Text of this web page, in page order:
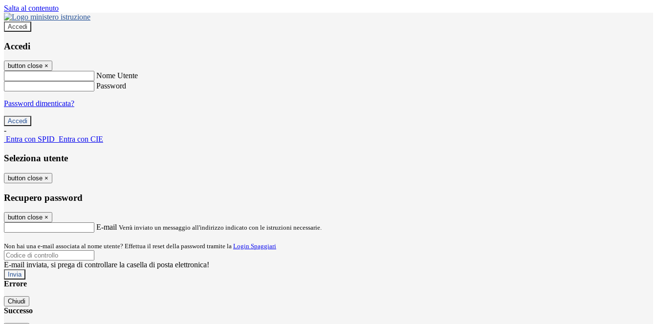
Salta al contenuto
Accedi
Accedi
button close ×
Nome Utente
Password
Password dimenticata?
-
Entra con SPID Entra con CIE
Seleziona utente
button close ×
Recupero password
button close ×
E-mail Verrà inviato un messaggio all'indirizzo indicato con le istruzioni necessarie.
Non hai una e-mail associata al nome utente? Effettua il reset della password tramite la Login Spaggiari
E-mail inviata, si prega di controllare la casella di posta elettronica!
Errore
Chiudi
Successo